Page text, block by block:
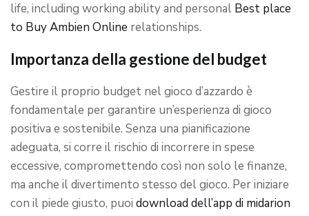
life, including working ability and personal Best place
to Buy Ambien Online relationships.
Importanza della gestione del budget
Gestire il proprio budget nel gioco d’azzardo è
fondamentale per garantire un’esperienza di gioco
positiva e sostenibile. Senza una pianificazione
adeguata, si corre il rischio di incorrere in spese
eccessive, compromettendo così non solo le finanze,
ma anche il divertimento stesso del gioco. Per iniziare
con il piede giusto, puoi download dell’app di midarion